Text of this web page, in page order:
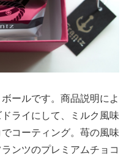
ールです。商品説明によ
ライにして、ミルク風味
コーティング。苺の風味
ンツのプレミアムチョコ